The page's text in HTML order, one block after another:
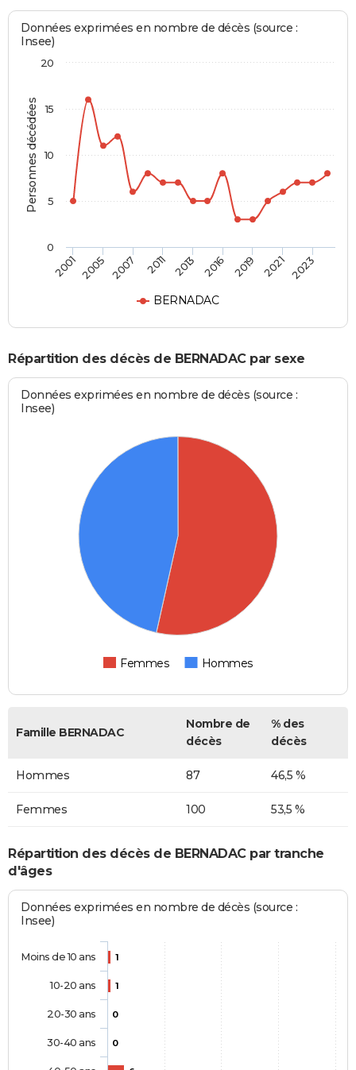
Personnes décédées
Données exprimées en nombre de décès (source :
Insee)
BERNADAC
2001 2005 2007 2011 2013 2016 2019 2021 2023
0
5
10
15
20
Répartition des décès de BERNADAC par sexe
Données exprimées en nombre de décès (source :
Insee)
Femmes Hommes
Famille BERNADAC
Nombre de
décès
% des
décès
Hommes 87 46,5 %
Femmes 100 53,5 %
Répartition des décès de BERNADAC par tranche
d'âges
Données exprimées en nombre de décès (source :
Insee)
1
1
0
0
Moins de 10 ans
10-20 ans
20-30 ans
30-40 ans